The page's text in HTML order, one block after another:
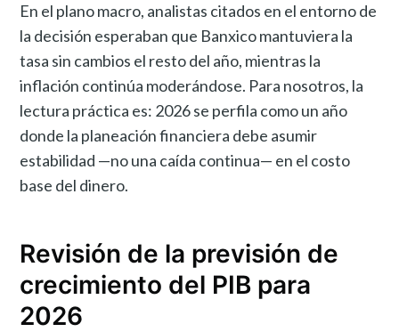
En el plano macro, analistas citados en el entorno de
la decisión esperaban que Banxico mantuviera la
tasa sin cambios el resto del año, mientras la
inflación continúa moderándose. Para nosotros, la
lectura práctica es: 2026 se perfila como un año
donde la planeación financiera debe asumir
estabilidad —no una caída continua— en el costo
base del dinero.
Revisión de la previsión de
crecimiento del PIB para
2026